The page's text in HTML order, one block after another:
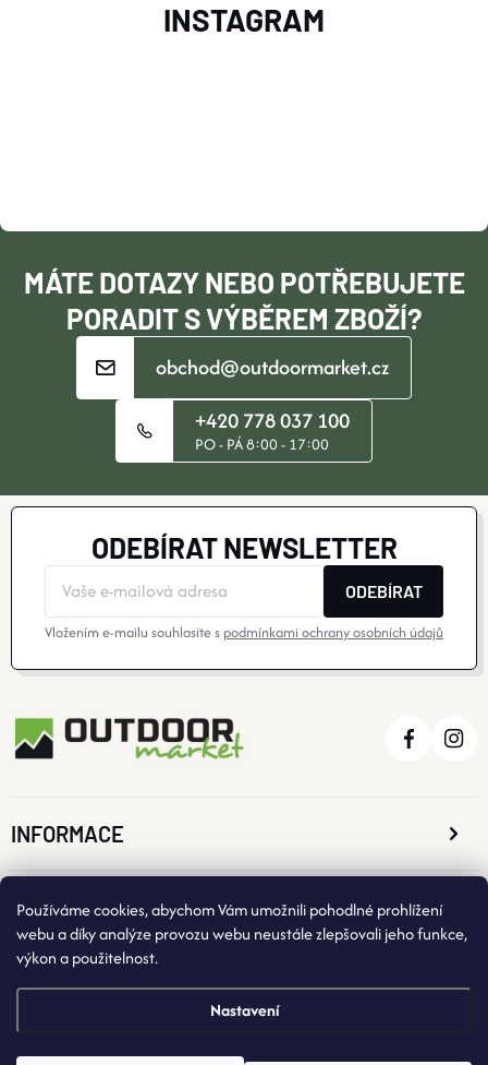
Používáme cookies, abychom Vám umožnili pohodlné prohlížení
webu a díky analýze provozu webu neustále zlepšovali jeho funkce,
výkon a použitelnost.
Nastavení
T
MÁTE DOTAZY NEBO POTŘEBUJETE
PORADIT S VÝBĚREM ZBOŽÍ?
obchod@outdoormarket.cz
+420 778 037 100
PO - PÁ 8:00 - 17:00
INSTAGRAM
ODEBÍRAT NEWSLETTER
ODEBÍRAT
Vložením e-mailu souhlasíte s podmínkami ochrany osobních údajů
INFORMACE
O NÁKUPU